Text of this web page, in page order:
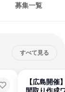
募集一覧
すべて見る
【広島開催